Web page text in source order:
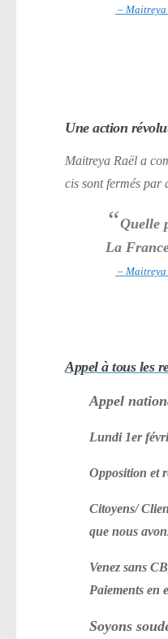
–
Une action
Maitreya Raël a
cis sont fermés par
“Quelle
La
–
Appel à tous les
Appel
Lundi 1er
Opposition et
Citoyens/
que nous
Venez sans
Paiements en
Soyons